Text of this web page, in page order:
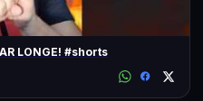
LONGE! #shorts